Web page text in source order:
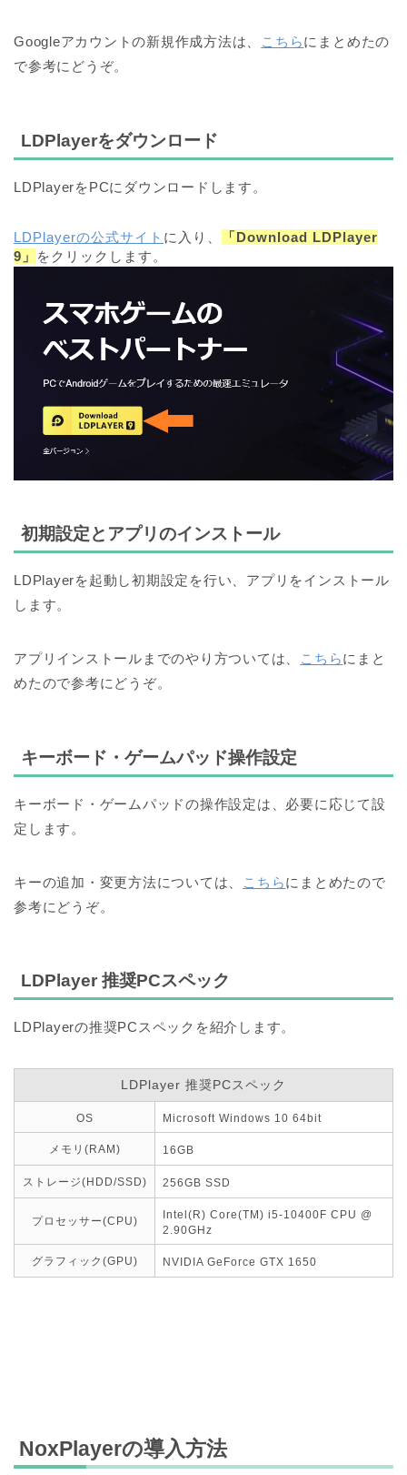
Googleアカウントの新規作成方法は、 こちらにまとめたの
で参考にどうぞ。
LDPlayerをダウンロード
LDPlayerをPCにダウンロードします。
LDPlayerの公式サイト に入り、
「Download LDPlayer
9」
をクリックします。
初期設定とアプリのインストール
LDPlayerを起動し初期設定を行い、アプリをインストール
します。
アプリインストールまでのやり方ついては、 こちらにまと
めたので参考にどうぞ。
キーボード・ゲームパッド操作設定
キーボード・ゲームパッドの操作設定は、 必要に応じて設
定します。
キーの追加・変更方法については、 こちらにまとめたので
参考にどうぞ。
LDPlayer 推奨PCスペック
LDPlayerの推奨PCスペックを紹介します。
LDPlayer 推奨PCスペック
OS Microsoft Windows 10 64bit
メモリ(RAM) 16GB
ストレージ(HDD/SSD) 256GB SSD
プロセッサー(CPU)
Intel(R) Core(TM) i5-10400F CPU @
2.90GHz
グラフィック(GPU) NVIDIA GeForce GTX 1650
NoxPlayerの導入方法